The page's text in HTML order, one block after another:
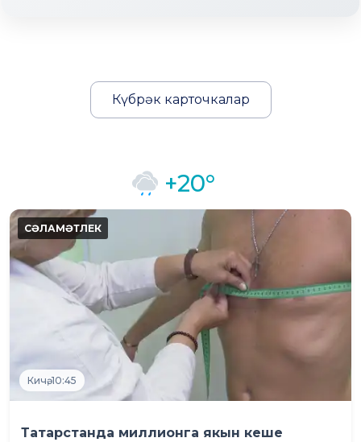
Күбрәк карточкалар
+20°
Кичә, 10:45
Татарстанда миллионга якын кеше